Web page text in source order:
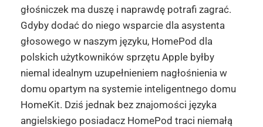
głośniczek ma duszę i naprawdę potrafi zagrać.
Gdyby dodać do niego wsparcie dla asystenta
głosowego w naszym języku, HomePod dla
polskich użytkowników sprzętu Apple byłby
niemal idealnym uzupełnieniem nagłośnienia w
domu opartym na systemie inteligentnego domu
HomeKit. Dziś jednak bez znajomości języka
angielskiego posiadacz HomePod traci niemałą